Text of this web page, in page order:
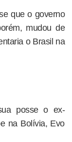
que o governo
mudou de
o Brasil na
posse o ex-
na Bolívia, Evo